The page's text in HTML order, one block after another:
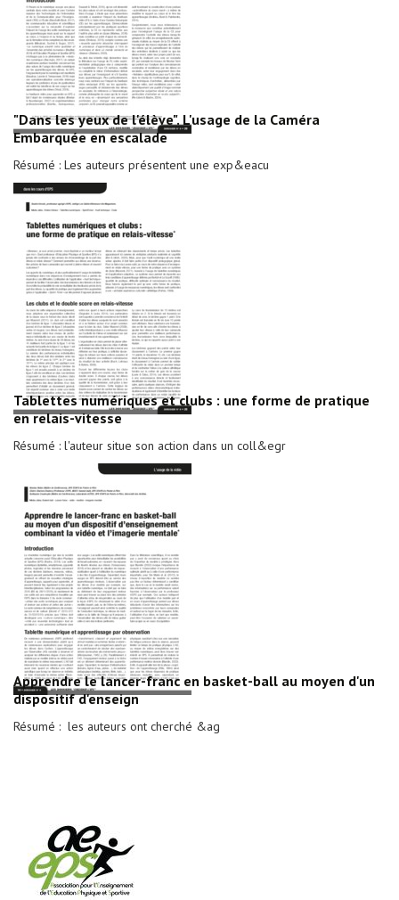
"Dans les yeux de l'élève". L'usage de la Caméra
Embarquée en escalade
Résumé : Les auteurs présentent une exp&eacu
Tablettes numériques et clubs : une forme de pratique
en relais-vitesse
Résumé : l'auteur situe son action dans un coll&egr
Apprendre le lancer-franc en basket-ball au moyen d'un
dispositif d'enseign
Résumé : les auteurs ont cherché &ag